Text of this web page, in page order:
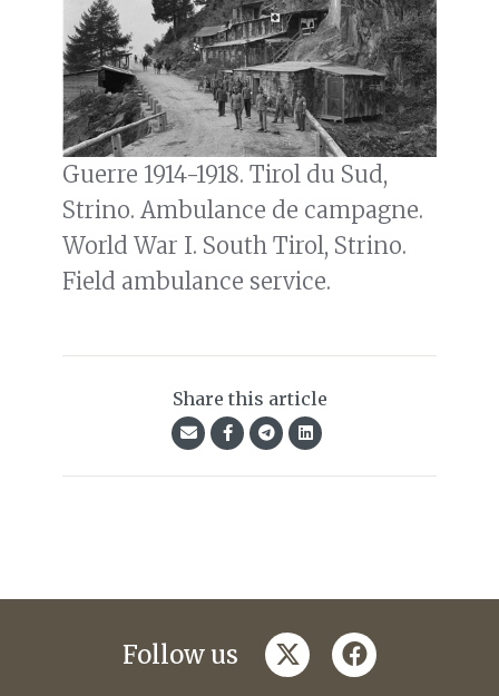
Guerre 1914-1918. Tirol du Sud,
Strino. Ambulance de campagne.
World War I. South Tirol, Strino.
Field ambulance service.
Share this article
Follow us twitterfacebook